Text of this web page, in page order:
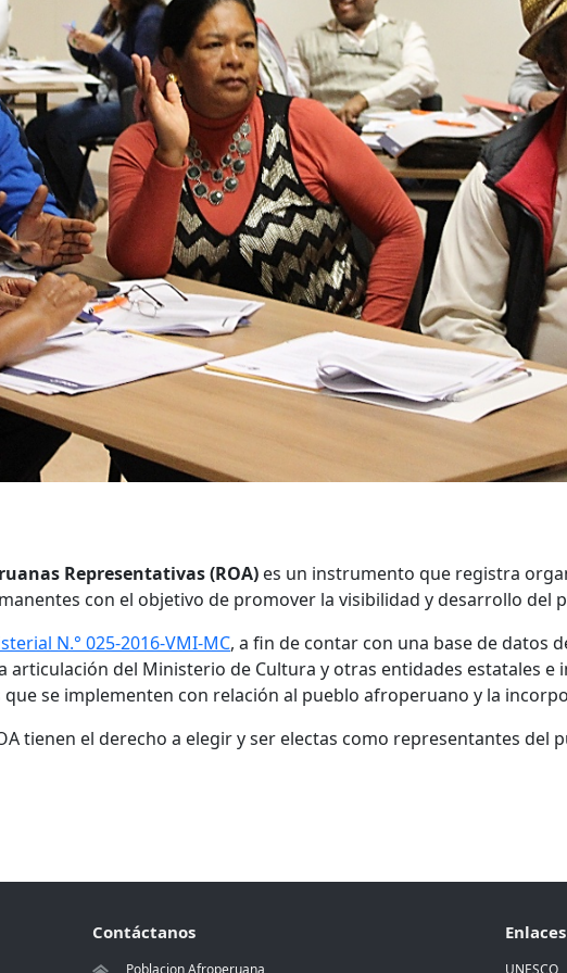
Representativas (ROA) es un instrumento que registra
con el objetivo de promover la visibilidad y desarrollo del
N.° 025-2016-VMI-MC, a fin de contar con una base de datos
del Ministerio de Cultura y otras entidades estatales e
se implementen con relación al pueblo afroperuano y la
tienen el derecho a elegir y ser electas como representantes del
Contáctanos
Poblacion Afroperuana UNESCO